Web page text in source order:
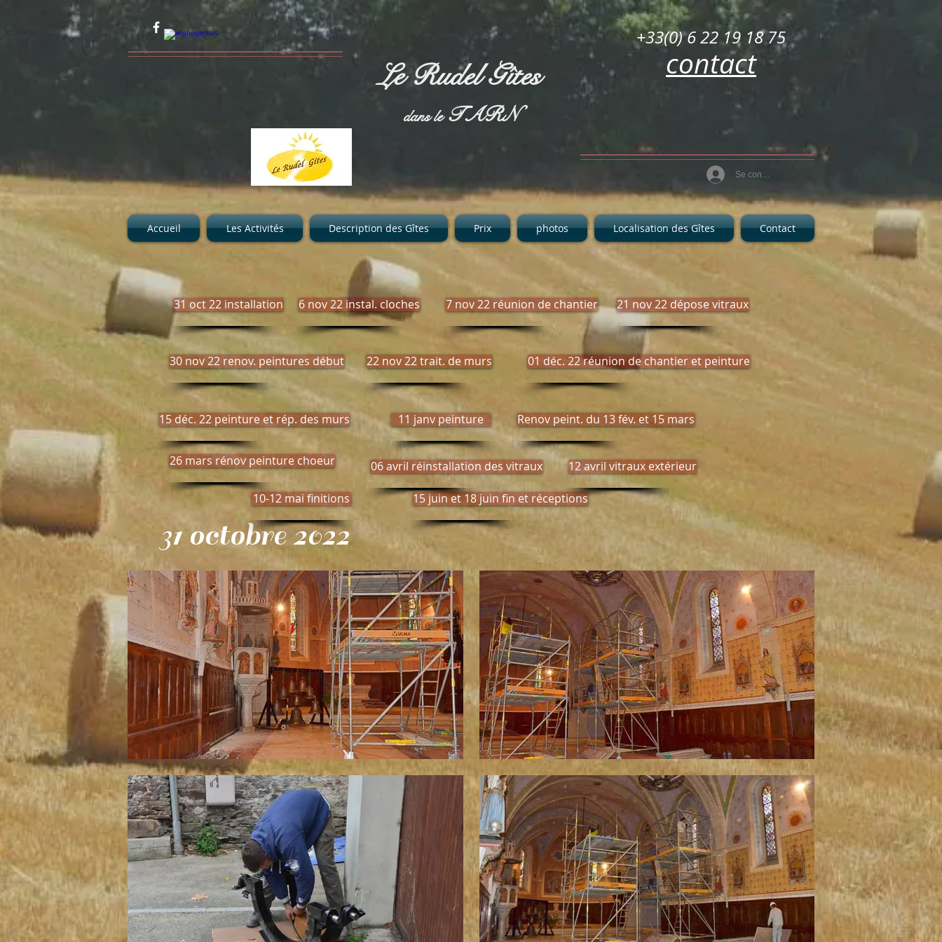
Le Rudel Gîtes
dans leTARN
+33(0) 6 22 19 18 75
contact
Se connecter
Accueil Les Activités Description des Gîtes Prix photos Localisation des Gîtes Contact
31 oct 22 installation 6 nov 22 instal. cloches 7 nov 22 réunion de chantier 21 nov 22 dépose vitraux
30 nov 22 renov. peintures début 22 nov 22 trait. de murs 01 déc. 22 réunion de chantier et peinture
15 déc. 22 peinture et rép. des murs
26 mars rénov peinture choeur
11 janv peinture Renov peint. du 13 fév. et 15 mars
06 avril réinstallation des vitraux 12 avril vitraux extérieur
31 octobre 2022
10-12 mai finitions 15 juin et 18 juin fin et réceptions